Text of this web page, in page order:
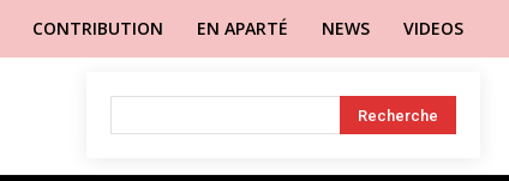
CONTRIBUTION EN APARTÉ NEWS VIDEOS
Recherche